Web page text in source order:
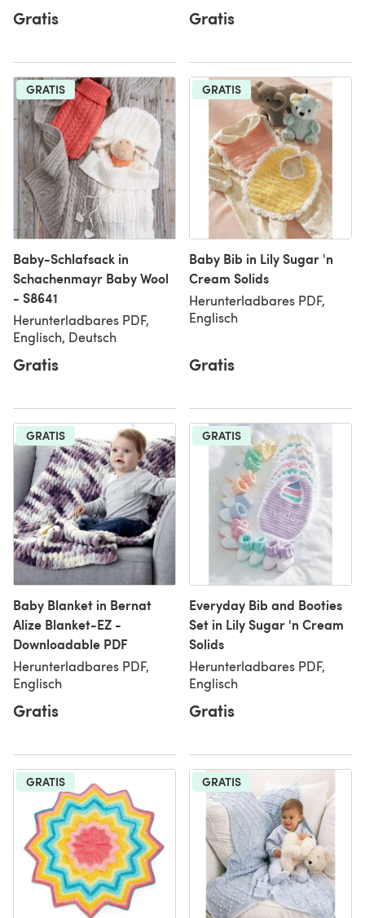
Gratis Gratis
GRATIS
Baby-Schlafsack in
Schachenmayr Baby Wool
- S8641
Herunterladbares PDF,
Englisch, Deutsch
Gratis
GRATIS
Baby Bib in Lily Sugar 'n
Cream Solids
Herunterladbares PDF,
Englisch
Gratis
GRATIS
Baby Blanket in Bernat
Alize Blanket-EZ -
Downloadable PDF
Herunterladbares PDF,
Englisch
Gratis
GRATIS
Everyday Bib and Booties
Set in Lily Sugar 'n Cream
Solids
Herunterladbares PDF,
Englisch
Gratis
GRATIS GRATIS